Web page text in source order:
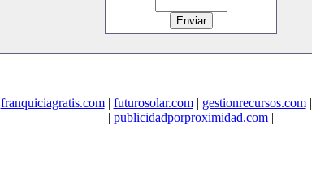
franquiciagratis.com| futurosolar.com| gestionrecursos.com|
| publicidadporproximidad.com |